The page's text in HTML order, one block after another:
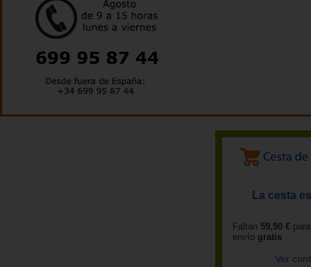
La cesta
Faltan 59,90 €
envío gratis
Ver